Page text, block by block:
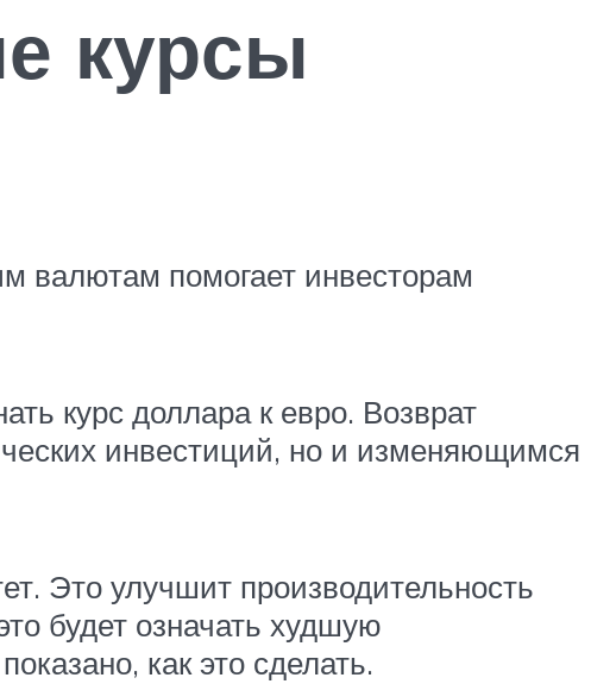
курсы
валютам помогает инвесторам
курс доллара к евро. Возврат
инвестиций, но и изменяющимся
Это улучшит производительность
будет означать худшую
как это сделать.